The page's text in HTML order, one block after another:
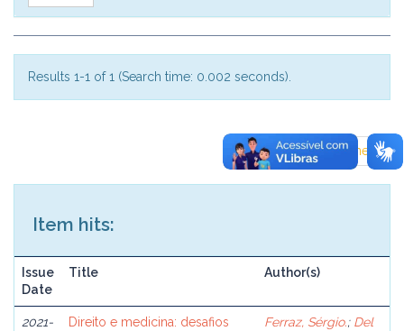
Results 1-1 of 1 (Search time: 0.002 seconds).
previous 1 next
Item hits:
Issue
Date
Title Author(s)
2021-
Direito e medicina: desafios
Ferraz, Sérgio.; Del